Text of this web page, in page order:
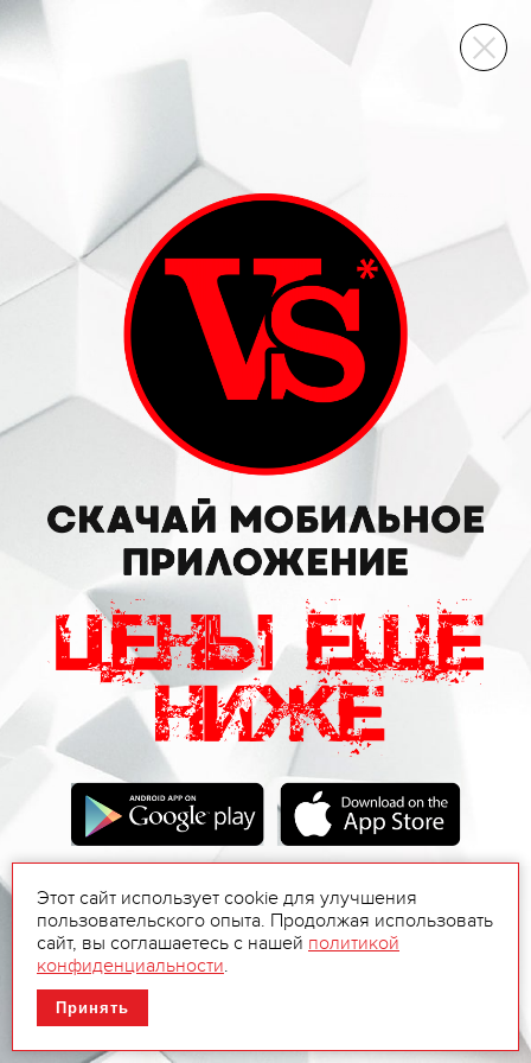
ВИННЫЙ СКЛАД
Этот сайт использует cookie для улучшения
пользовательского опыта. Продолжая использовать
сайт, вы соглашаетесь с нашей политикой
конфиденциальности.
Принять